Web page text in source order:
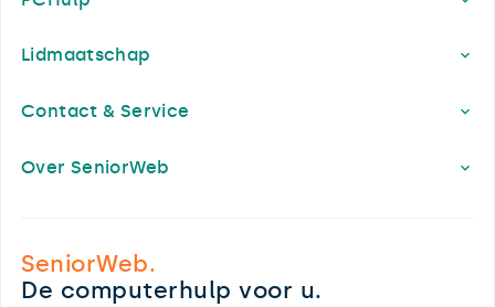
Lidmaatschap
Contact & Service
Over SeniorWeb
SeniorWeb.
De computerhulp voor u.